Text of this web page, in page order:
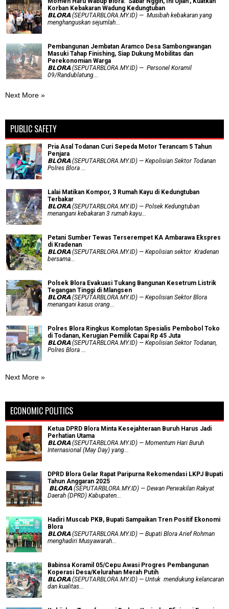
Korban Kebakaran Wadung Kedungtuban
𝗕𝗟𝗢𝗥𝗔 (SEPUTARBLORA.MY.ID) — Musibah kebakaran yang
menghanguskan sejumlah...
Pembangunan Jembatan Aramco Desa Sambongwangan
Masuki Tahap Finishing, Siap Dukung Mobilitas dan
Perekonomian Warga
𝗕𝗟𝗢𝗥𝗔 (SEPUTARBLORA.MY.ID) — Personel Koramil
09/Randublatung...
Next More »
PUBLIC SAFETY
Pria Asal Todanan Curi Sepeda Motor Terancam 5 Tahun
Penjara
𝗕𝗟𝗢𝗥𝗔 (SEPUTARBLORA.MY.ID) — Kepolisian Sektor Todanan
Polres Blora ...
Lalai Matikan Kompor, 3 Rumah Kayu di Kedungtuban
Terbakar
𝗕𝗟𝗢𝗥𝗔 (SEPUTARBLORA.MY.ID) — Polsek Kedungtuban
menangani kebakaran 3 rumah kayu...
Petani Sumber Tewas Terserempet KA Ambarawa Ekspres
di Kradenan
𝗕𝗟𝗢𝗥𝗔 (SEPUTARBLORA.MY.ID) — Kepolisian sektor Kradenan
bersama...
Polsek Blora Evakuasi Tukang Bangunan Kesetrum Listrik
Tegangan Tinggi di Mlangsen
𝗕𝗟𝗢𝗥𝗔 (SEPUTARBLORA.MY.ID) — Kepolisian Sektor Blora
menangani kasus orang...
Polres Blora Ringkus Komplotan Spesialis Pembobol Toko
di Todanan, Kerugian Pemilik Capai Rp 45 Juta
𝗕𝗟𝗢𝗥𝗔 (SEPUTARBLORA.MY.ID) — Kepolisian Sektor Todanan,
Polres Blora ...
Next More »
ECONOMIC POLITICS
Ketua DPRD Blora Minta Kesejahteraan Buruh Harus Jadi
Perhatian Utama
​𝗕𝗟𝗢𝗥𝗔 (SEPUTARBLORA.MY.ID) — Momentum Hari Buruh
Internasional (May Day) yang...
DPRD Blora Gelar Rapat Paripurna Rekomendasi LKPJ Bupati
Tahun Anggaran 2025
‎ 𝗕𝗟𝗢𝗥𝗔 (SEPUTARBLORA.MY.ID) — Dewan Perwakilan Rakyat
Daerah (DPRD) Kabupaten...
Hadiri Muscab PKB, Bupati Sampaikan Tren Positif Ekonomi
Blora
𝗕𝗟𝗢𝗥𝗔 (SEPUTARBLORA.MY.ID) — Bupati Blora Arief Rohman
menghadiri Musyawarah...
Babinsa Koramil 05/Cepu Awasi Progres Pembangunan
Koperasi Desa/Kelurahan Merah Putih
𝗕𝗟𝗢𝗥𝗔 (SEPUTARBLORA.MY.ID) — Untuk mendukung kelancaran
dan kualitas...